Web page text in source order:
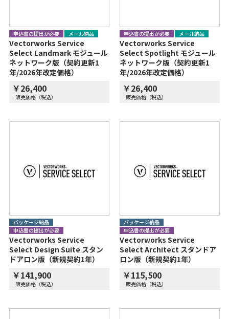
申込書の提出が必要 メール納品
Vectorworks Service
Select Landmark モジュール
ネットワーク版（契約更新1
年/2026年改定価格）
￥26,400
販売価格（税込）
申込書の提出が必要 メール納品
Vectorworks Service
Select Spotlight モジュール
ネットワーク版（契約更新1
年/2026年改定価格）
￥26,400
販売価格（税込）
パッケージ納品
申込書の提出が必要
Vectorworks Service
Select Design Suite スタン
ドアロン版（新規契約1年）
￥141,900
販売価格（税込）
パッケージ納品
申込書の提出が必要
Vectorworks Service
Select Architect スタンドア
ロン版（新規契約1年）
￥115,500
販売価格（税込）